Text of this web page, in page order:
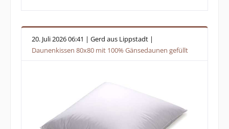
20. Juli 2026 06:41 | Gerd aus Lippstadt |
Daunenkissen 80x80 mit 100% Gänsedaunen gefüllt